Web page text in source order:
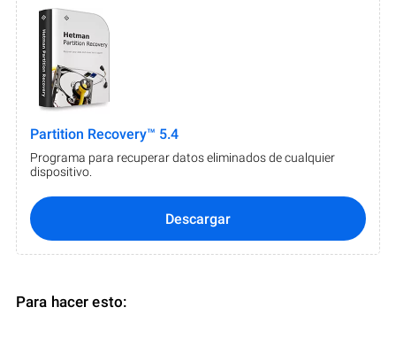
Partition Recovery™ 5.4
Programa para recuperar datos eliminados de cualquier
dispositivo.
Descargar
Para hacer esto: